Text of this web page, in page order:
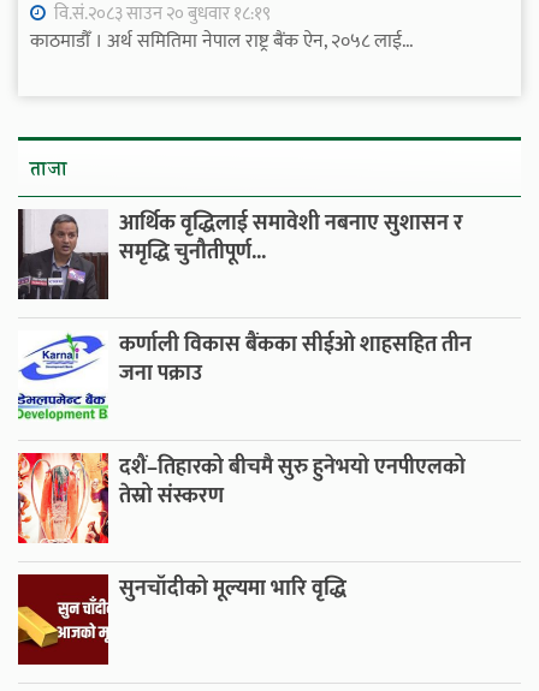
वि.सं.२०८३ साउन २० बुधवार १८:१९
काठमाडौँ । अर्थ समितिमा नेपाल राष्ट्र बैंक ऐन, २०५८ लाई...
ताजा
आर्थिक वृद्धिलाई समावेशी नबनाए सुशासन र
समृद्धि चुनौतीपूर्ण...
कर्णाली विकास बैंकका सीईओ शाहसहित तीन
जना पक्राउ
दशैं–तिहारको बीचमै सुरु हुनेभयो एनपीएलको
तेस्रो संस्करण
सुनचाँदीको मूल्यमा भारि वृद्धि